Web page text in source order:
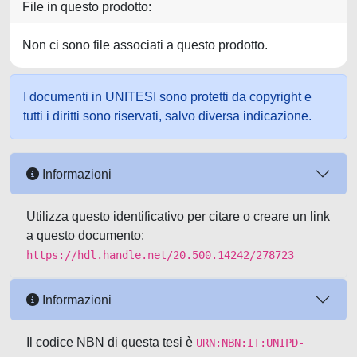
File in questo prodotto:
Non ci sono file associati a questo prodotto.
I documenti in UNITESI sono protetti da copyright e
tutti i diritti sono riservati, salvo diversa indicazione.
Informazioni
Utilizza questo identificativo per citare o creare un link
a questo documento:
https://hdl.handle.net/20.500.14242/278723
Informazioni
Il codice NBN di questa tesi è URN:NBN:IT:UNIPD-